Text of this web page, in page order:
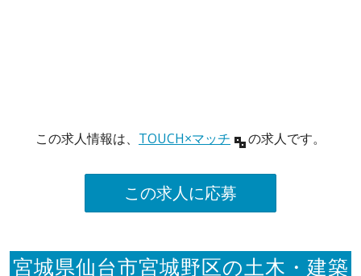
この求人情報は、 TOUCH×マッチ の求人です。
この求人に応募
宮城県仙台市宮城野区の土木・建築